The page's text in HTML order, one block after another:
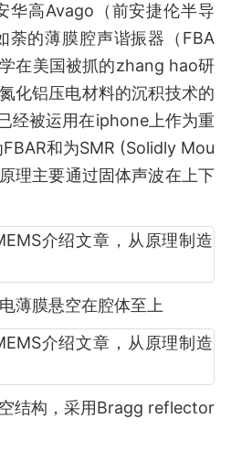
华高Avago（前安捷伦半导
荼的薄膜腔声谐振器（FBA
在美国被抓的zhang hao研
化铝压电材料的沉积技术的
经被运用在iphone上作为重
和为SMR (Solidly Mou
理主要通过固体声波在上下
薄膜悬空在腔体至上
结构，采用Bragg reflector